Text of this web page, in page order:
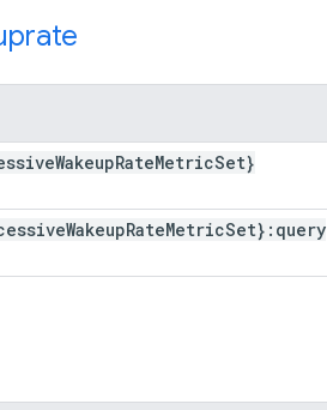
WakeupRateMetricSet}
WakeupRateMetricSet}:query